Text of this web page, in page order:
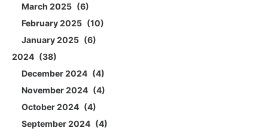
March 2025
6
February 2025
10
January 2025
6
2024
38
December 2024
4
November 2024
4
October 2024
4
September 2024
4